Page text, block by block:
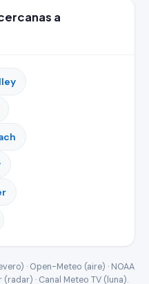
a
· Open-Meteo (aire) · NOAA
(radar) · Canal Meteo TV (luna).